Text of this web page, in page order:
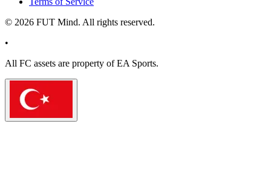
© 2026 FUT Mind. All rights reserved.
•
All FC assets are property of EA Sports.